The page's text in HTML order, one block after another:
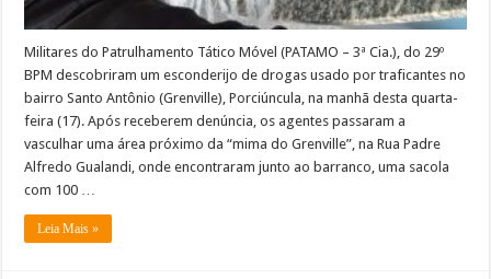
Militares do Patrulhamento Tático Móvel (PATAMO – 3ª Cia.), do 29º
BPM descobriram um esconderijo de drogas usado por traficantes no
bairro Santo Antônio (Grenville), Porciúncula, na manhã desta quarta-
feira (17). Após receberem denúncia, os agentes passaram a
vasculhar uma área próximo da “mima do Grenville”, na Rua Padre
Alfredo Gualandi, onde encontraram junto ao barranco, uma sacola
com 100 …
Leia Mais »